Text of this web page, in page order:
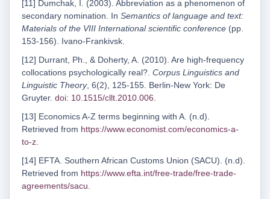
[11] Dumchak, I. (2003). Abbreviation as a phenomenon of
secondary nomination. In Semantics of language and text:
Materials of the VIII International scientific conference (pp.
153-156). Ivano-Frankivsk.
[12] Durrant, Ph., & Doherty, A. (2010). Are high-frequency
collocations psychologically real?. Corpus Linguistics and
Linguistic Theory, 6(2), 125-155. Berlin-New York: De
Gruyter. doi: 10.1515/cllt.2010.006.
[13] Economics A-Z terms beginning with A. (n.d).
Retrieved from https://www.economist.com/economics-a-
to-z.
[14] EFTA. Southern African Customs Union (SACU). (n.d).
Retrieved from https://www.efta.int/free-trade/free-trade-
agreements/sacu.